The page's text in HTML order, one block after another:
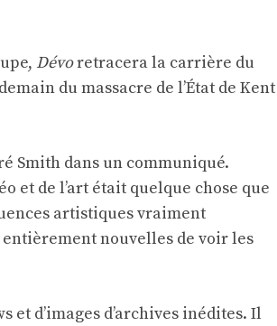
Dévoretracera la carrière du
du massacre de l’État de Kent
Smith dans un communiqué.
et de l’art était quelque chose que
artistiques vraiment
entièrement nouvelles de voir les
d’images d’archives inédites. Il